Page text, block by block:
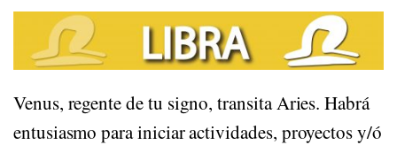
Venus, regente de tu signo, transita Aries. Habrá
entusiasmo para iniciar actividades, proyectos y/ó